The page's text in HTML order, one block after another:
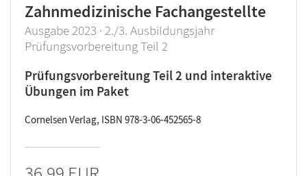
Zahnmedizinische Fachangestellte
Ausgabe 2023 · 2./3. Ausbildungsjahr
Prüfungsvorbereitung Teil 2
Prüfungsvorbereitung Teil 2 und interaktive
Übungen im Paket
Cornelsen Verlag, ISBN 978-3-06-452565-8